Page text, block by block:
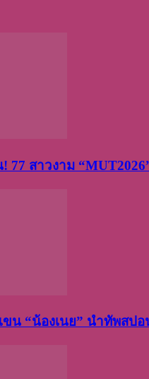
77 สาวงาม
น “น้องเนย” นำทัพสป